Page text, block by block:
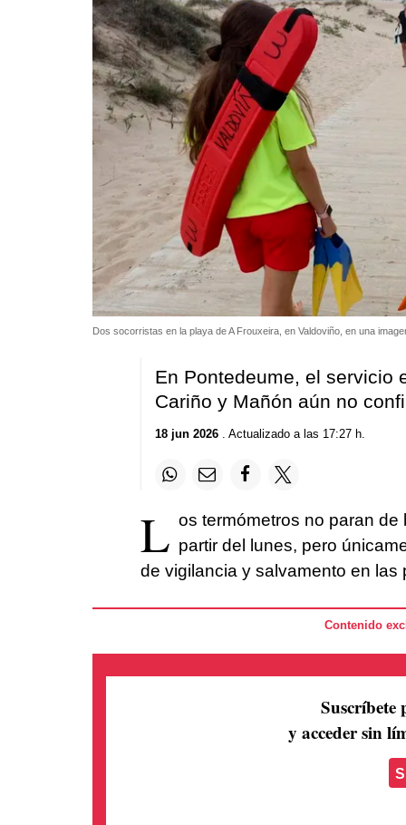
Dos socorristas en la playa de A Frouxeira, en Valdoviño, en una
En Pontedeume, el servicio
Cariño y Mañón aún no
18 jun 2026. Actualizado a las 17:27 h.
L os termómetros no paran
partir del lunes, pero
de vigilancia y salvamento en las
Contenido
Suscríbete
y acceder sin